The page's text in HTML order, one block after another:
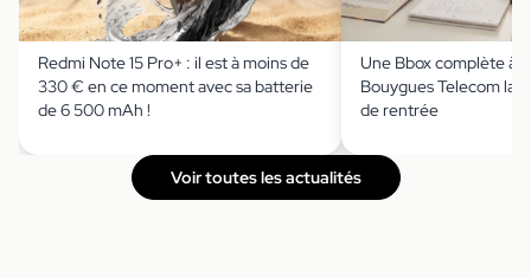
Redmi Note 15 Pro+ : il est à moins de
330 € en ce moment avec sa batterie
de 6 500 mAh !
Une Bbox complète à
Bouygues Telecom
de rentrée
Voir toutes les actualités